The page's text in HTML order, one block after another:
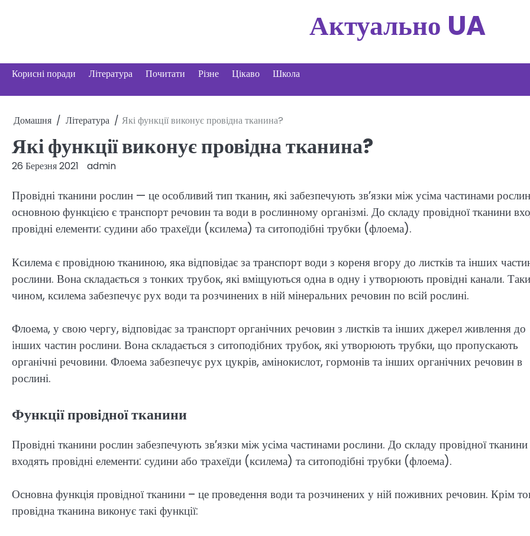
Актуально UA
Корисні поради Література Почитати Різне Цікаво Школа
Домашня Література Які функції виконує провідна тканина?
Які функції виконує провідна тканина?
26 Березня 2021 admin
Провідні тканини рослин — це особливий тип тканин, які забезпечують зв’язки між усіма частинами
основною функцією є транспорт речовин та води в рослинному організмі. До складу провідної тканини
провідні елементи: судини або трахеїди (ксилема) та ситоподібні трубки (флоема).
Ксилема є провідною тканиною, яка відповідає за транспорт води з кореня вгору до листків та інших
рослини. Вона складається з тонких трубок, які вміщуються одна в одну і утворюють провідні канали.
чином, ксилема забезпечує рух води та розчинених в ній мінеральних речовин по всій рослині.
Флоема, у свою чергу, відповідає за транспорт органічних речовин з листків та інших джерел живлення до
інших частин рослини. Вона складається з ситоподібних трубок, які утворюють трубки, що пропускають
органічні речовини. Флоема забезпечує рух цукрів, амінокислот, гормонів та інших органічних речовин в
рослині.
Функції провідної тканини
Провідні тканини рослин забезпечують зв’язки між усіма частинами рослини. До складу провідної тканини
входять провідні елементи: судини або трахеїди (ксилема) та ситоподібні трубки (флоема).
Основна функція провідної тканини – це проведення води та розчинених у ній поживних речовин. Крім
провідна тканина виконує такі функції: